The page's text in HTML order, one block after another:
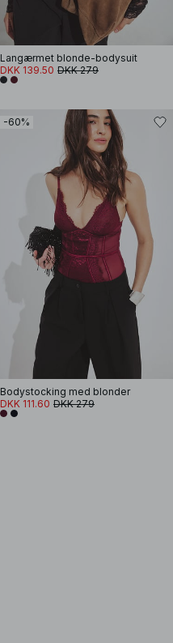
Langærmet blonde-bodysuit
DKK 139.50 DKK 279
-60%
Bodystocking med blonder
DKK 111.60 DKK 279